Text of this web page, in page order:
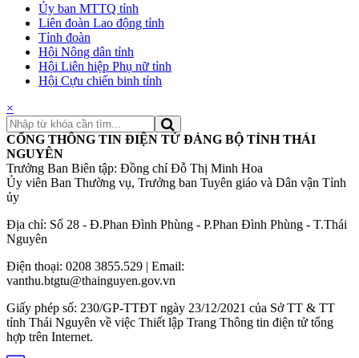
Ủy ban MTTQ tỉnh
Liên đoàn Lao động tỉnh
Tỉnh đoàn
Hội Nông dân tỉnh
Hội Liên hiệp Phụ nữ tỉnh
Hội Cựu chiến binh tỉnh
×
CỔNG THÔNG TIN ĐIỆN TỬ ĐẢNG BỘ TỈNH THÁI
NGUYÊN
Trưởng Ban Biên tập: Đồng chí Đỗ Thị Minh Hoa
Ủy viên Ban Thường vụ, Trưởng ban Tuyên giáo và Dân vận Tỉnh
ủy
Địa chỉ: Số 28 - Đ.Phan Đình Phùng - P.Phan Đình Phùng - T.Thái
Nguyên
Điện thoại: 0208 3855.529 | Email:
vanthu.btgtu@thainguyen.gov.vn
Giấy phép số: 230/GP-TTĐT ngày 23/12/2021 của Sở TT & TT
tỉnh Thái Nguyên về việc Thiết lập Trang Thông tin điện tử tổng
hợp trên Internet.